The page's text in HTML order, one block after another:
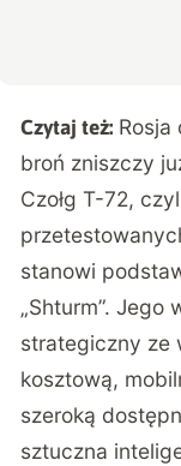
Czytaj też: Rosja
broń zniszczy
Czołg T-72,
stanowi
„Shturm”.
strategiczny ze
kosztową,
szeroką
sztuczna